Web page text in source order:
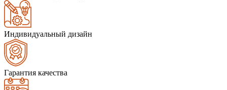
Индивидуальный дизайн
Гарантия качества